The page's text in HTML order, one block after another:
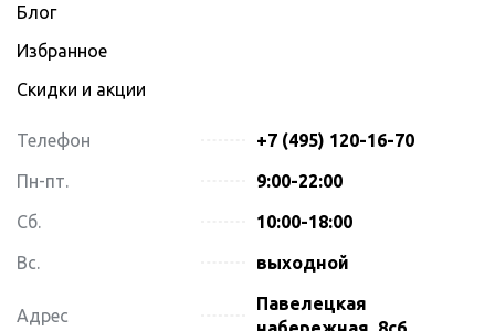
Блог
Избранное
Скидки и акции
Телефон +7 (495) 120-16-70
Пн-пт. 9:00-22:00
Сб. 10:00-18:00
Вс. выходной
Адрес
Павелецкая